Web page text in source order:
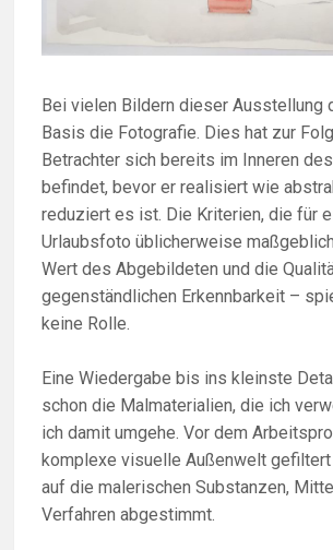
Bei vielen Bildern dieser Ausstellung
Basis die Fotografie. Dies hat zur
Betrachter sich bereits im Inneren
befindet, bevor er realisiert wie
reduziert es ist. Die Kriterien, die für
Urlaubsfoto üblicherweise
Wert des Abgebildeten und die
gegenständlichen Erkennbarkeit –
keine Rolle.
Eine Wiedergabe bis ins kleinste
schon die Malmaterialien, die ich
ich damit umgehe. Vor dem
komplexe visuelle Außenwelt gefiltert
auf die malerischen Substanzen,
Verfahren abgestimmt.